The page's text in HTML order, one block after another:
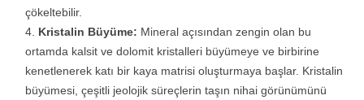
çökeltebilir.
Kristalin Büyüme: Mineral açısından zengin olan bu
ortamda kalsit ve dolomit kristalleri büyümeye ve birbirine
kenetlenerek katı bir kaya matrisi oluşturmaya başlar. Kristalin
büyümesi, çeşitli jeolojik süreçlerin taşın nihai görünümünü